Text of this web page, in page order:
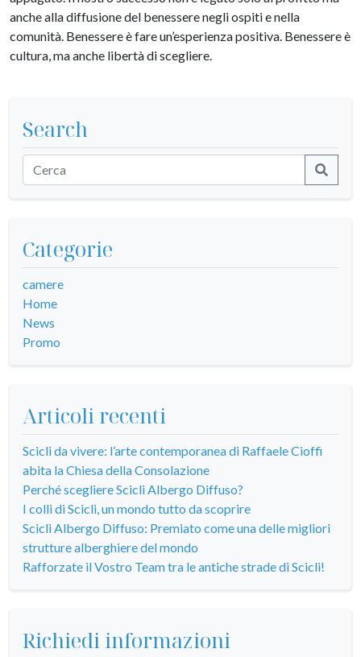
anche alla diffusione del benessere negli ospiti e nella
comunità. Benessere è fare un’esperienza positiva. Benessere è
cultura, ma anche libertà di scegliere.
Search
Categorie
camere
Home
News
Promo
Articoli recenti
Scicli da vivere: l’arte contemporanea di Raffaele Cioffi
abita la Chiesa della Consolazione
Perché scegliere Scicli Albergo Diffuso?
I colli di Scicli, un mondo tutto da scoprire
Scicli Albergo Diffuso: Premiato come una delle migliori
strutture alberghiere del mondo
Rafforzate il Vostro Team tra le antiche strade di Scicli!
Richiedi informazioni